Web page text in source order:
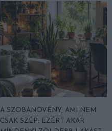
A SZOBANÖVÉNY, AMI NEM
CSAK SZÉP: EZÉRT AKAR